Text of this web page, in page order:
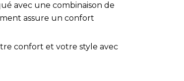
avec une combinaison de
assure un confort
confort et votre style avec